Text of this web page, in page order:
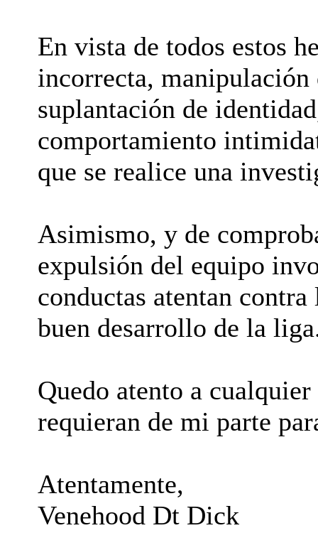
En vista de todos estos
incorrecta,
suplantación de
comportamiento
que se realice una
Asimismo, y de
expulsión del equipo
conductas atentan
buen desarrollo de la
Quedo atento a
requieran de mi parte
Atentamente,
Venehood Dt Dick